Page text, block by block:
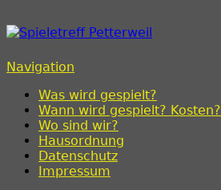
Navigation
Was wird gespielt?
Wann wird gespielt? Kosten?
Wo sind wir?
Hausordnung
Datenschutz
Impressum